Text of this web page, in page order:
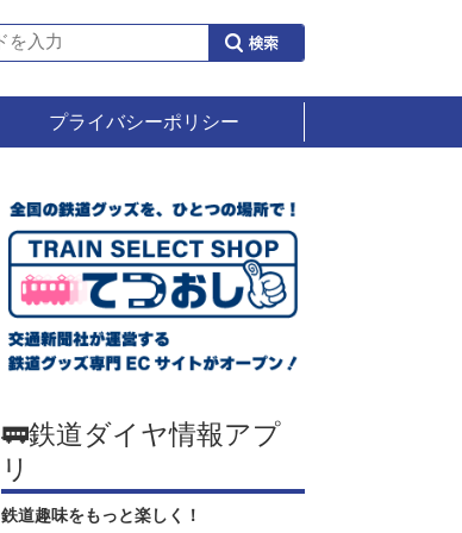
プライバシーポリシー
🚃鉄道ダイヤ情報アプ
リ
鉄道趣味をもっと楽しく！